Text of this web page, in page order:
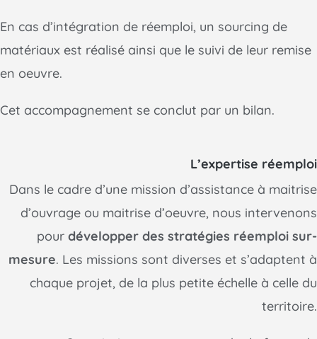
En cas d’intégration de réemploi, un sourcing de
matériaux est réalisé ainsi que le suivi de leur remise
en oeuvre.
Cet accompagnement se conclut par un bilan.
L’expertise réemploi
Dans le cadre d’une mission d’assistance à maitrise
d’ouvrage ou maitrise d’oeuvre, nous intervenons
pour développer des stratégies réemploi sur-
mesure. Les missions sont diverses et s’adaptent à
chaque projet, de la plus petite échelle à celle du
territoire.